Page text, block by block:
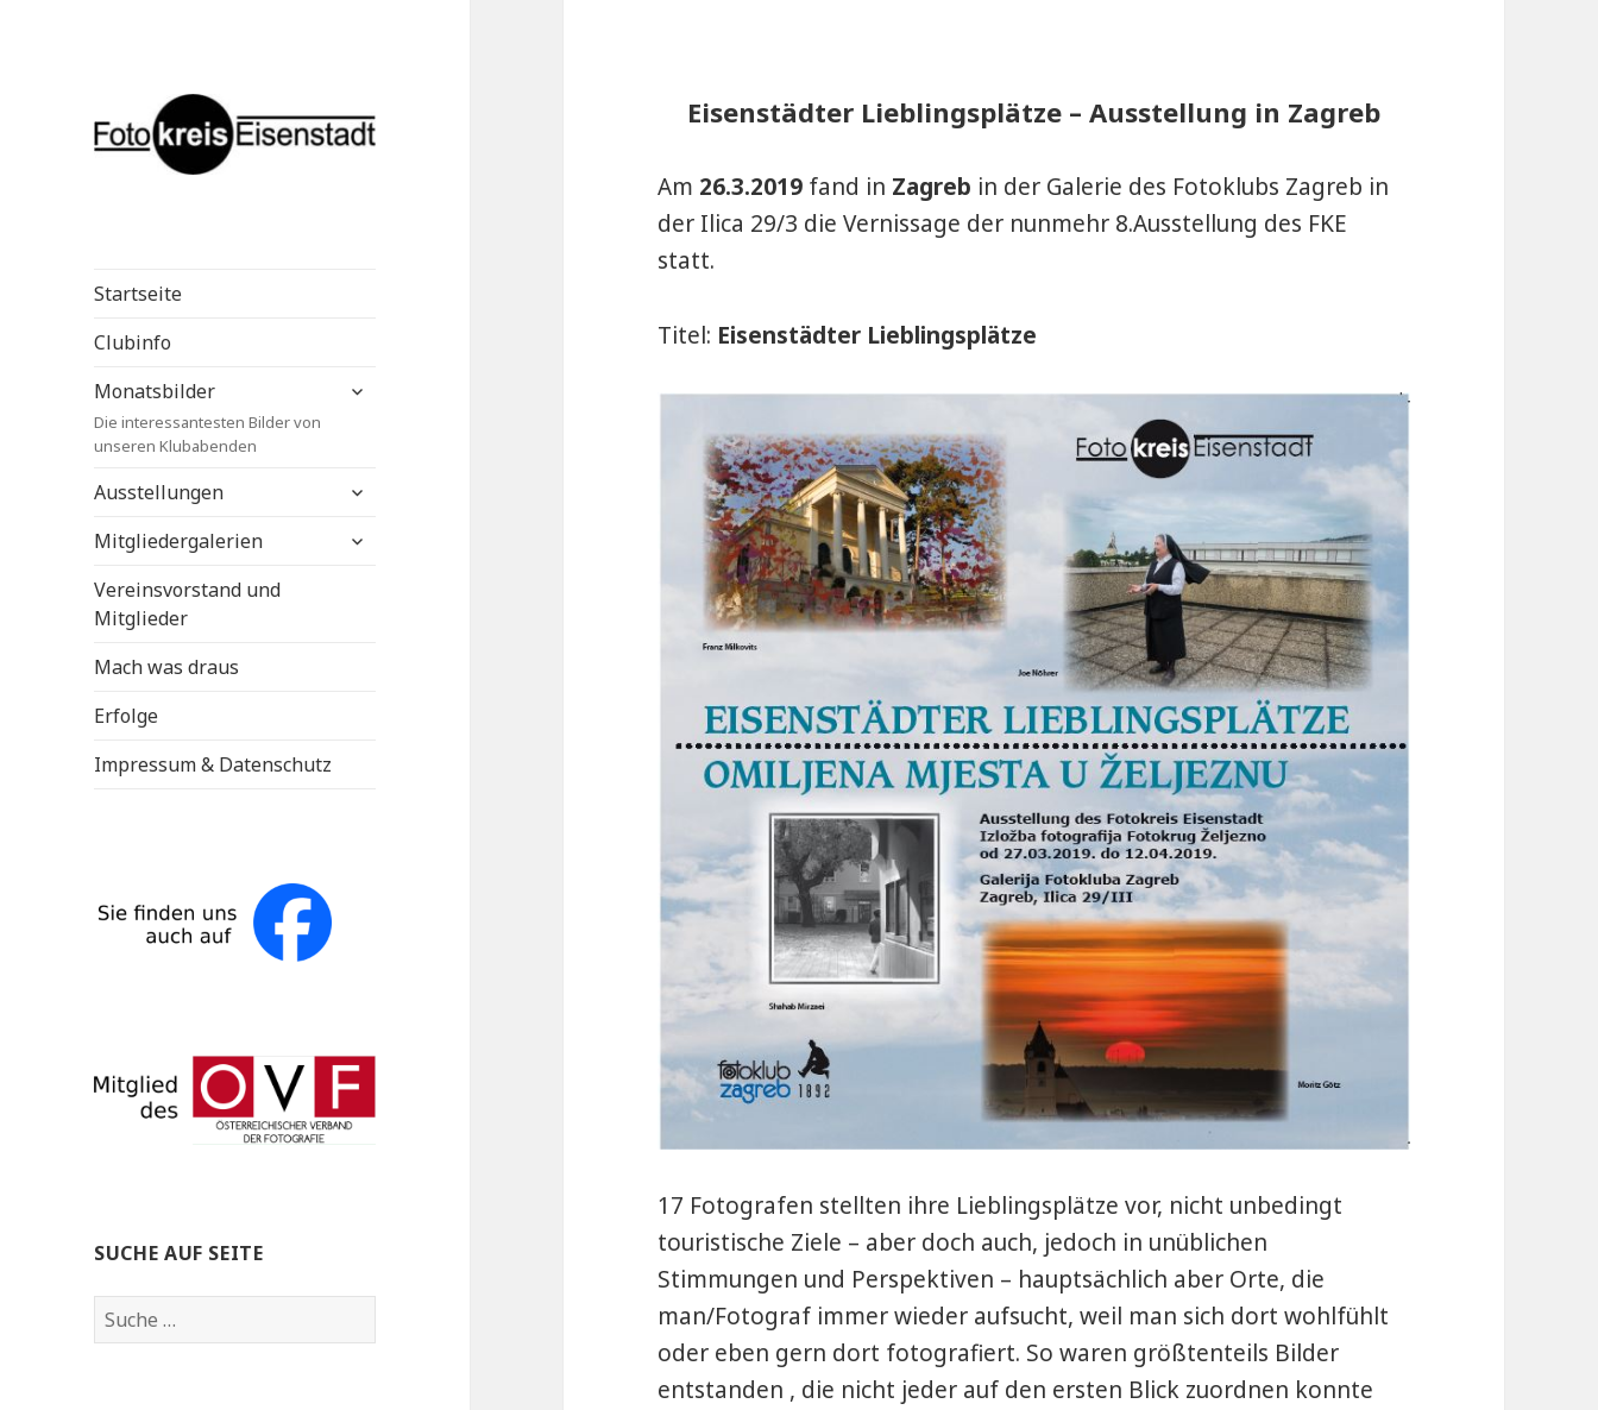
Startseite
Clubinfo
Monatsbilder
Die interessantesten Bilder von
unseren Klubabenden
untermenü
Ausstellungen
untermenü
Mitgliedergalerien
untermenü
Vereinsvorstand und
Mitglieder
Mach was draus
Erfolge
Impressum & Datenschutz
SUCHE AUF SEITE
S
u
Eisenstädter Lieblingsplätze – Ausstellung in Zagreb
Am 26.3.2019 fand in Zagreb in der Galerie des Fotoklubs Zagreb in
der Ilica 29/3 die Vernissage der nunmehr 8.Ausstellung des FKE
statt.
Titel: Eisenstädter Lieblingsplätze
17 Fotografen stellten ihre Lieblingsplätze vor, nicht unbedingt
touristische Ziele – aber doch auch, jedoch in unüblichen
Stimmungen und Perspektiven – hauptsächlich aber Orte, die
man/Fotograf immer wieder aufsucht, weil man sich dort wohlfühlt
oder eben gern dort fotografiert. So waren größtenteils Bilder
entstanden , die nicht jeder auf den ersten Blick zuordnen konnte